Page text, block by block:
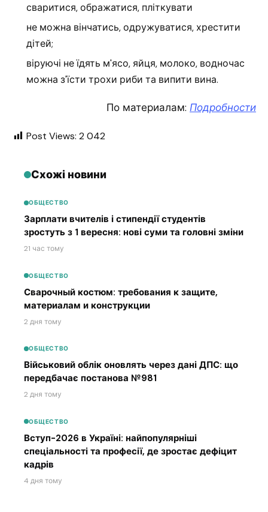
сваритися, ображатися, пліткувати
не можна вінчатись, одружуватися, хрестити
дітей;
віруючі не їдять м'ясо, яйця, молоко, водночас
можна з'їсти трохи риби та випити вина.
По материалам: Подробности
Post Views: 2 042
Схожі новини
ОБЩЕСТВО
Зарплати вчителів і стипендії студентів
зростуть з 1 вересня: нові суми та головні зміни
21 час тому
ОБЩЕСТВО
Сварочный костюм: требования к защите,
материалам и конструкции
2 дня тому
ОБЩЕСТВО
Військовий облік оновлять через дані ДПС: що
передбачає постанова №981
2 дня тому
ОБЩЕСТВО
Вступ-2026 в Україні: найпопулярніші
спеціальності та професії, де зростає дефіцит
кадрів
4 дня тому